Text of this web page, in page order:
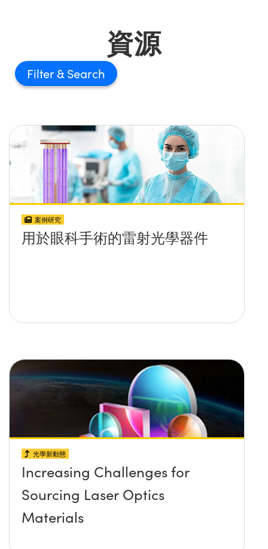
資源
Filter
案例研究
用於眼科手術的雷射光學器件
光學新動態
Increasing Challenges for
Sourcing Laser Optics
Materials